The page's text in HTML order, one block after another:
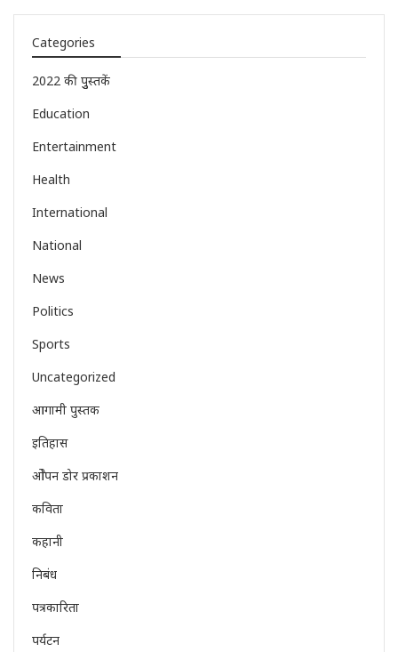
Categories
2022 की पुुस्तकें
Education
Entertainment
Health
International
National
News
Politics
Sports
Uncategorized
आगामी पुस्तक
इतिहास
ओेपन डोर प्रकाशन
कविता
कहानी
निबंध
पत्रकारिता
पर्यटन